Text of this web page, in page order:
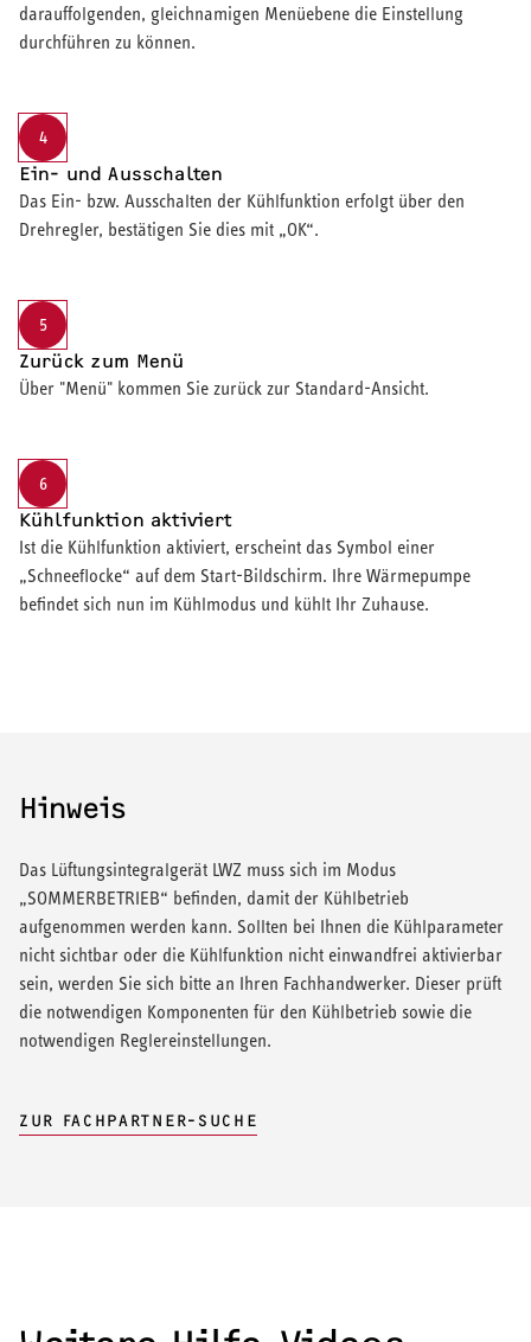
darauffolgenden, gleichnamigen Menüebene die Einstellung
durchführen zu können.
4
Ein- und Ausschalten
Das Ein- bzw. Ausschalten der Kühlfunktion erfolgt über den
Drehregler, bestätigen Sie dies mit „OK“.
5
Zurück zum Menü
Über "Menü" kommen Sie zurück zur Standard-Ansicht.
6
Kühlfunktion aktiviert
Ist die Kühlfunktion aktiviert, erscheint das Symbol einer
„Schneeflocke“ auf dem Start-Bildschirm. Ihre Wärmepumpe
befindet sich nun im Kühlmodus und kühlt Ihr Zuhause.
Hinweis
Das Lüftungsintegralgerät LWZ muss sich im Modus
„SOMMERBETRIEB“ befinden, damit der Kühlbetrieb
aufgenommen werden kann. Sollten bei Ihnen die Kühlparameter
nicht sichtbar oder die Kühlfunktion nicht einwandfrei aktivierbar
sein, werden Sie sich bitte an Ihren Fachhandwerker. Dieser prüft
die notwendigen Komponenten für den Kühlbetrieb sowie die
notwendigen Reglereinstellungen.
ZUR FACHPARTNER-SUCHE